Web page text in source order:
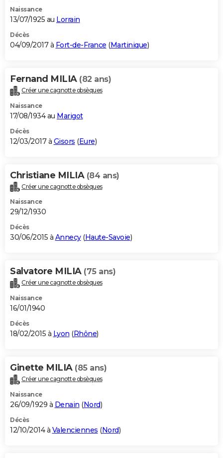
Naissance
13/07/1925 au Lorrain
Décès
04/09/2017 à Fort-de-France (Martinique)
Fernand MILIA (82 ans)
Créer une cagnotte obsèques
Naissance
17/08/1934 au Marigot
Décès
12/03/2017 à Gisors (Eure)
Christiane MILIA (84 ans)
Créer une cagnotte obsèques
Naissance
29/12/1930
Décès
30/06/2015 à Annecy(Haute-Savoie)
Salvatore MILIA (75 ans)
Créer une cagnotte obsèques
Naissance
16/01/1940
Décès
18/02/2015 à Lyon (Rhône)
Ginette MILIA (85 ans)
Créer une cagnotte obsèques
Naissance
26/09/1929 à Denain (Nord)
Décès
12/10/2014 à Valenciennes (Nord)